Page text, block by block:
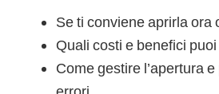
Se ti conviene aprirla ora
Quali costi e benefici
Come gestire l’apertura